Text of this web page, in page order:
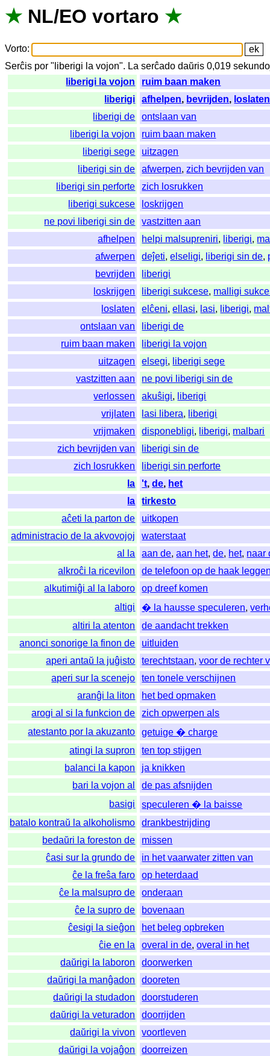
★ NL/EO vortaro ★
Vorto:
Serĉis por " liberigi la vojon". La serĉado daŭris 0,019
liberigi la vojon
ruim baan maken
liberigi
afhelpen, bevrijden, loslaten
liberigi de
ontslaan van
liberigi la vojon
ruim baan maken
liberigi sege
uitzagen
liberigi sin de
afwerpen,zich bevrijden van
liberigi sin perforte
zich losrukken
liberigi sukcese
loskrijgen
ne povi liberigi sin de
vastzitten aan
afhelpen
helpi malsupreniri, liberigi,
afwerpen
deĵeti,elseligi, liberigi sin de,
bevrijden
liberigi
loskrijgen
liberigi sukcese, malligi
loslaten
elĉeni,ellasi, lasi, liberigi,
ontslaan van
liberigi de
ruim baan maken
liberigi la vojon
uitzagen
elsegi, liberigi sege
vastzitten aan
ne povi liberigi sin de
verlossen
akuŝigi, liberigi
vrijlaten
lasi libera, liberigi
vrijmaken
disponebligi, liberigi, malbari
zich bevrijden van
liberigi sin de
zich losrukken
liberigi sin perforte
la
't,de, het
la
tirkesto
aĉeti la parton de
uitkopen
administracio de la akvovojoj
waterstaat
al la
aan de,aan het,de, het, naar
alkroĉi la ricevilon
de telefoon op de haak
alkutimiĝi al la laboro
op dreef komen
altigi
� la hausse speculeren,
altiri la atenton
de aandacht trekken
anonci sonorige la finon de
uitluiden
aperi antaŭ la juĝisto
terechtstaan,voor de rechter
aperi sur la scenejo
ten tonele verschijnen
aranĝi la liton
het bed opmaken
arogi al si la funkcion de
zich opwerpen als
atestanto por la akuzanto
getuige � charge
atingi la supron
ten top stijgen
balanci la kapon
ja knikken
bari la vojon al
de pas afsnijden
basigi
speculeren � la baisse
batalo kontraŭ la alkoholismo
drankbestrijding
bedaŭri la foreston de
missen
ĉasi sur la grundo de
in het vaarwater zitten van
ĉe la freŝa faro
op heterdaad
ĉe la malsupro de
onderaan
ĉe la supro de
bovenaan
ĉesigi la sieĝon
het beleg opbreken
ĉie en la
overal in de,overal in het
daŭrigi la laboron
doorwerken
daŭrigi la manĝadon
dooreten
daŭrigi la studadon
doorstuderen
daŭrigi la veturadon
doorrijden
daŭrigi la vivon
voortleven
daŭrigi la vojaĝon
doorreizen